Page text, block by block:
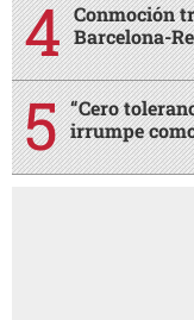
Conmoción
Barcelona-
“Cero
irrumpe